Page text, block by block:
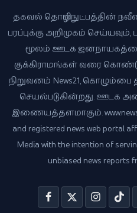
தகவல் தொழில்நுட்பத்தின்
பரப்புக்கு அறிமுகம்
மூலம் ஊடக
குக்கிராமங்கள் வரை
நிறுவனம் News21,
செயல்படுகின்றது. ஊடக
இணையத்தளமாகும்.
and registered news web portal
Media with the intention of
unbiased news reports